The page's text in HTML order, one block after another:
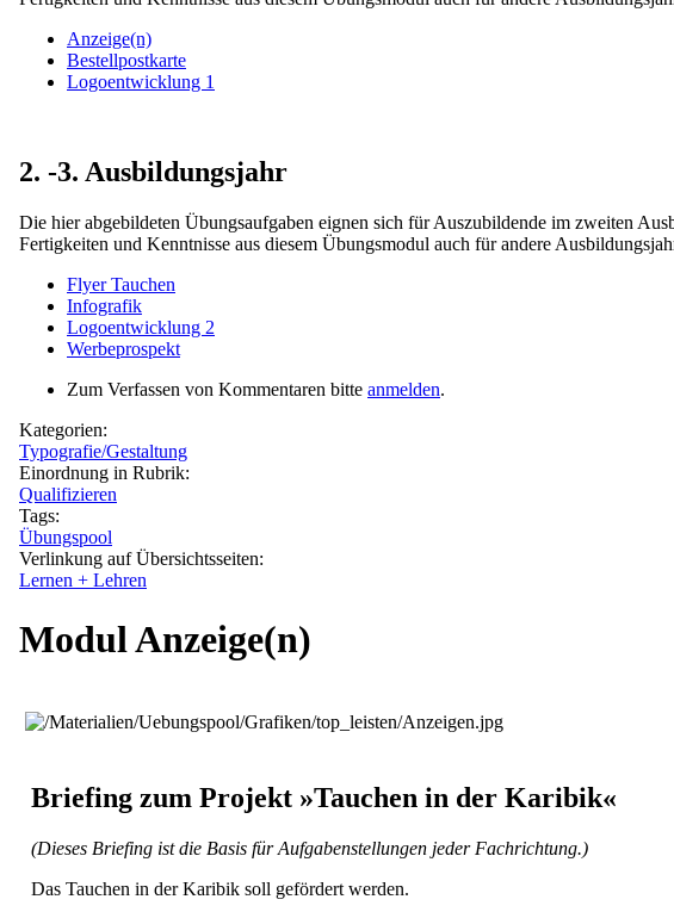
Anzeige(n)
Bestellpostkarte
Logoentwicklung 1
2. -3. Ausbildungsjahr
Die hier abgebildeten Übungsaufgaben eignen sich für Auszubildende im zweiten
Fertigkeiten und Kenntnisse aus diesem Übungsmodul auch für andere
Flyer Tauchen
Infografik
Logoentwicklung 2
Werbeprospekt
Zum Verfassen von Kommentaren bitte anmelden.
Kategorien:
Typografie/Gestaltung
Einordnung in Rubrik:
Qualifizieren
Tags:
Übungspool
Verlinkung auf Übersichtsseiten:
Lernen + Lehren
Modul Anzeige(n)
Briefing zum Projekt »Tauchen in der Karibik«
(Dieses Briefing ist die Basis für Aufgabenstellungen jeder Fachrichtung.)
Das Tauchen in der Karibik soll gefördert werden.